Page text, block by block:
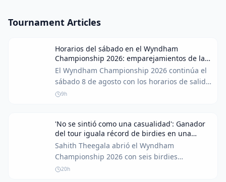
Tournament Articles
Horarios del sábado en el Wyndham
Championship 2026: emparejamientos de la
tercera ronda
El Wyndham Championship 2026 continúa el
sábado 8 de agosto con los horarios de salida
de la tercera ronda en Sedgefield Country
lugar en los playoffs.
9h
'No se sintió como una casualidad': Ganador
del tour iguala récord de birdies en una
ronda 'salvaje' del Wyndham
Sahith Theegala abrió el Wyndham
Championship 2026 con seis birdies
consecutivos, igualando un récord del PGA
20h